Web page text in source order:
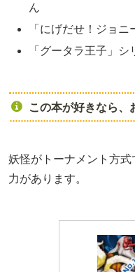
ん
「にげだせ！ジョ
「グータラ王子」シ
この本が好きなら、
妖怪がトーナメント方
力があります。